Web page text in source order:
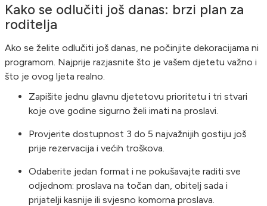
Kako se odlučiti još danas: brzi plan za
roditelja
Ako se želite odlučiti još danas, ne počinjite dekoracijama ni
programom. Najprije razjasnite što je vašem djetetu važno i
što je ovog ljeta realno.
Zapišite jednu glavnu djetetovu prioritetu i tri stvari
koje ove godine sigurno želi imati na proslavi.
Provjerite dostupnost 3 do 5 najvažnijih gostiju još
prije rezervacija i većih troškova.
Odaberite jedan format i ne pokušavajte raditi sve
odjednom: proslava na točan dan, obitelj sada i
prijatelji kasnije ili svjesno komorna proslava.